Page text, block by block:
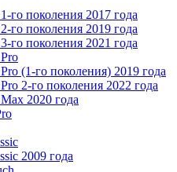
го поколения 2017 года
го поколения 2019 года
го поколения 2021 года
(1-го поколения) 2019 года
2-го поколения 2022 года
2020 года
2009 года